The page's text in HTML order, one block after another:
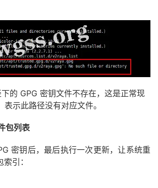
的 GPG 密钥文件不存在，这是正常现
表示此路径没有对应文件。
包列表
密钥后，最后执行一次更新，让系统重
引：